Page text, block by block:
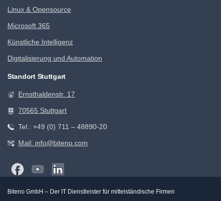
Linux & Opensource
Microsoft 365
Künstliche Intelligenz
Digitalisierung und Automation
Standort Stuttgart
Ernsthaldenstr. 17
70565 Stuttgart
Tel.: +49 (0) 711 – 48890-20
Mail: info@biteno.com
Biteno GmbH – Der IT Dienstleister für mittelständische Firmen